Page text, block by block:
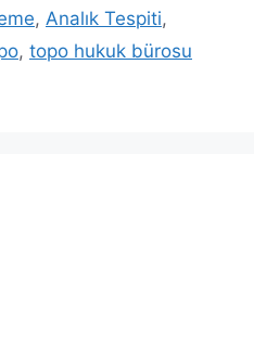
, Analık Tespiti,
, topo hukuk bürosu